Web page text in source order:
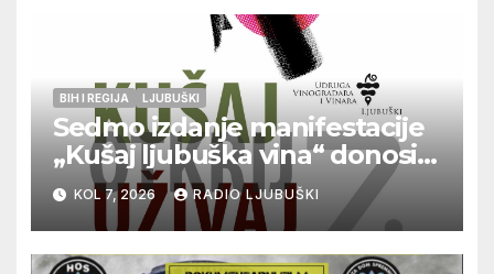
BIH I REGIJA LJUBUŠKI
Sedmo izdanje manifestacije
„Kušaj ljubuška vina“ donosi
vrhunska vina, gastronomiju i
glazbu
KOL 7, 2026 RADIO LJUBUŠKI